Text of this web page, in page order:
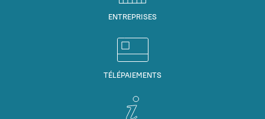
ENTREPRISES
TÉLÉPAIEMENTS